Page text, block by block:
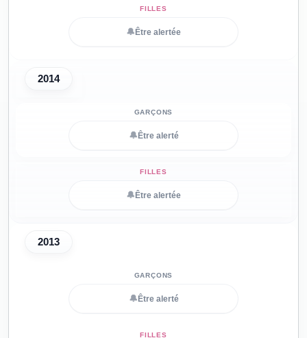
🔔 Être alertée
2014
🔔 Être alerté
🔔 Être alertée
2013
🔔 Être alerté